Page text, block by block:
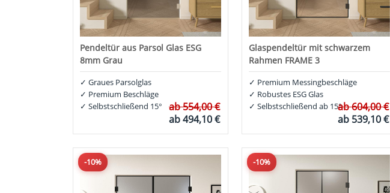
Pendeltür aus Parsol Glas ESG
8mm Grau
✓ Graues Parsolglas
✓ Premium Beschläge
✓ Selbstschließend 15° ab554,00 €
ab494,10 €
Glaspendeltür mit schwarzem
Rahmen FRAME 3
✓ Premium Messingbeschläge
✓ Robustes ESG Glas
✓ Selbstschließend ab 15°ab604,00 €
ab 539,10 €
-10% -10%